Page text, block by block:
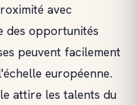
avec
des opportunités
peuvent facilement
européenne.
attire les talents du